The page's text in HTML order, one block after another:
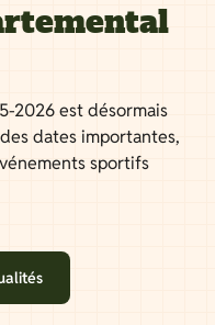
2026 est désormais
dates importantes,
sportifs